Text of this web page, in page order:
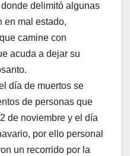
delimitó algunas
en mal estado,
camine con
acuda a dejar su
día de muertos se
de personas que
de noviembre y el día
por ello personal
un recorrido por la